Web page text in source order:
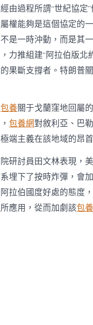
由過程所謂“世紀協
權能夠是這個協定的
是一時沖動，而是其
力推組建“阿拉伯版
果斷支撐者。特朗普
包養關于戈蘭窪地回屬
包養網對敘利亞、巴
端主義在該地域的昂首
研討員田文林表現，
埋下了按時炸彈，會
拉伯國度好處的態度
所應用，從而加劇該包